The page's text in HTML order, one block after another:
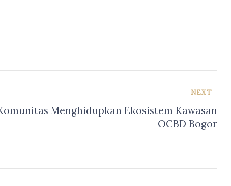
NEXT
Menghidupkan Ekosistem Kawasan
OCBD Bogor